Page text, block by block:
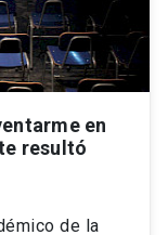
en
resultó
de la